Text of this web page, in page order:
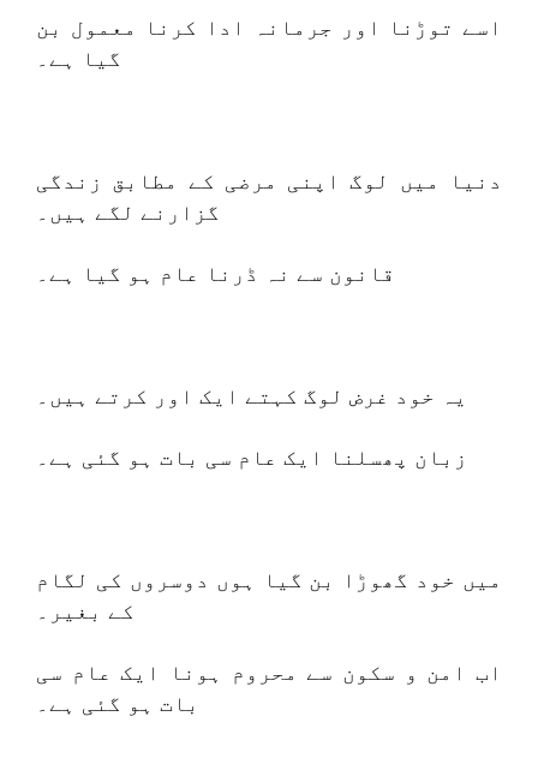
اسے توڑنا اور جرمانہ ادا کرنا معمول بن
گیا ہے۔
دنیا میں لوگ اپنی مرضی کے مطابق زندگی
گزارنے لگے ہیں۔
قانون سے نہ ڈرنا عام ہو گیا ہے۔
یہ خود غرض لوگ کہتے ایک اور کرتے ہیں۔
زبان پھسلنا ایک عام سی بات ہو گئی ہے۔
میں خود گھوڑا بن گیا ہوں دوسروں کی لگام
کے بغیر۔
اب امن و سکون سے محروم ہونا ایک عام سی
بات ہو گئی ہے۔